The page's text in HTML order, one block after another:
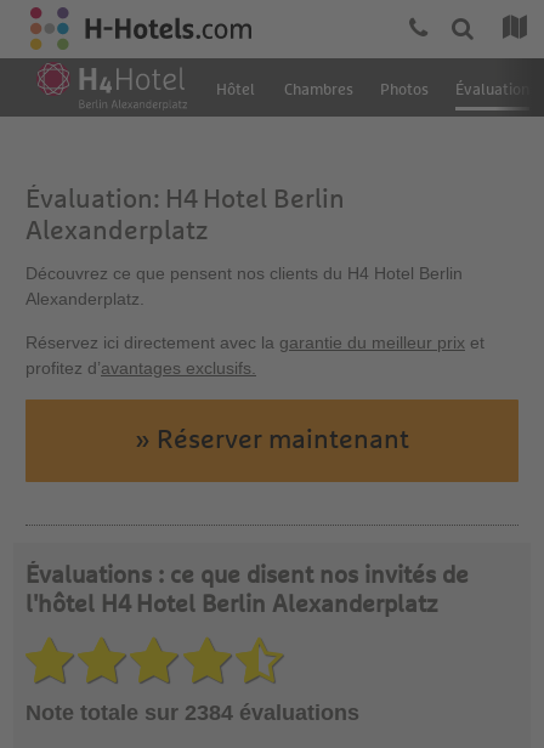
Hôtel Chambres Photos Évaluation
Évaluation: H4 Hotel Berlin
Alexanderplatz
Découvrez ce que pensent nos clients du H4 Hotel Berlin
Alexanderplatz.
Réservez ici directement avec la garantie du meilleur prix et
profitez d’avantages exclusifs.
» Réserver maintenant
Évaluations : ce que disent nos invités de
l'hôtel H4 Hotel Berlin Alexanderplatz
Note totale sur 2384 évaluations